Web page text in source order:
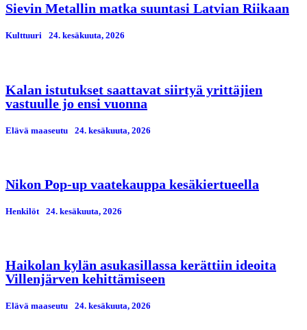
Sievin Metallin matka suuntasi Latvian Riikaan
Kulttuuri 24. kesäkuuta, 2026
Kalan istutukset saattavat siirtyä yrittäjien
vastuulle jo ensi vuonna
Elävä maaseutu 24. kesäkuuta, 2026
Nikon Pop-up vaatekauppa kesäkiertueella
Henkilöt 24. kesäkuuta, 2026
Haikolan kylän asukasillassa kerättiin ideoita
Villenjärven kehittämiseen
Elävä maaseutu 24. kesäkuuta, 2026